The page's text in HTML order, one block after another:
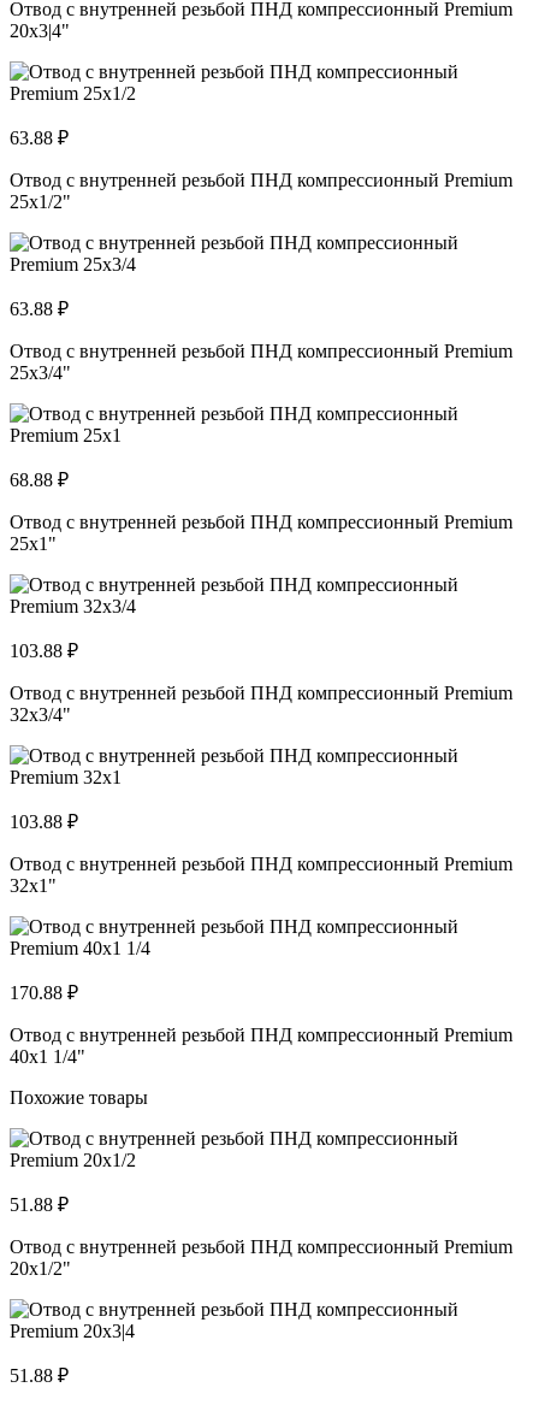
Отвод с внутренней резьбой ПНД компрессионный Premium
20x3|4"
63.88 ₽
Отвод с внутренней резьбой ПНД компрессионный Premium
25x1/2"
63.88 ₽
Отвод с внутренней резьбой ПНД компрессионный Premium
25x3/4"
68.88 ₽
Отвод с внутренней резьбой ПНД компрессионный Premium
25x1"
103.88 ₽
Отвод с внутренней резьбой ПНД компрессионный Premium
32x3/4"
103.88 ₽
Отвод с внутренней резьбой ПНД компрессионный Premium
32x1"
170.88 ₽
Отвод с внутренней резьбой ПНД компрессионный Premium
40x1 1/4"
Похожие товары
51.88 ₽
Отвод с внутренней резьбой ПНД компрессионный Premium
20x1/2"
51.88 ₽